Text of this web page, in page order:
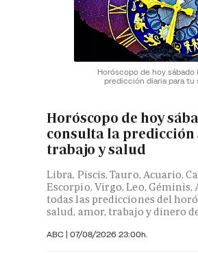
Horóscopo de hoy
predicción diaria para tu
Horóscopo de hoy
consulta la predicción
trabajo y salud
Libra, Piscis, Tauro, Acuario,
Escorpio, Virgo, Leo,
todas las predicciones del
salud, amor, trabajo y dinero
ABC | 07/08/2026 23:00h.